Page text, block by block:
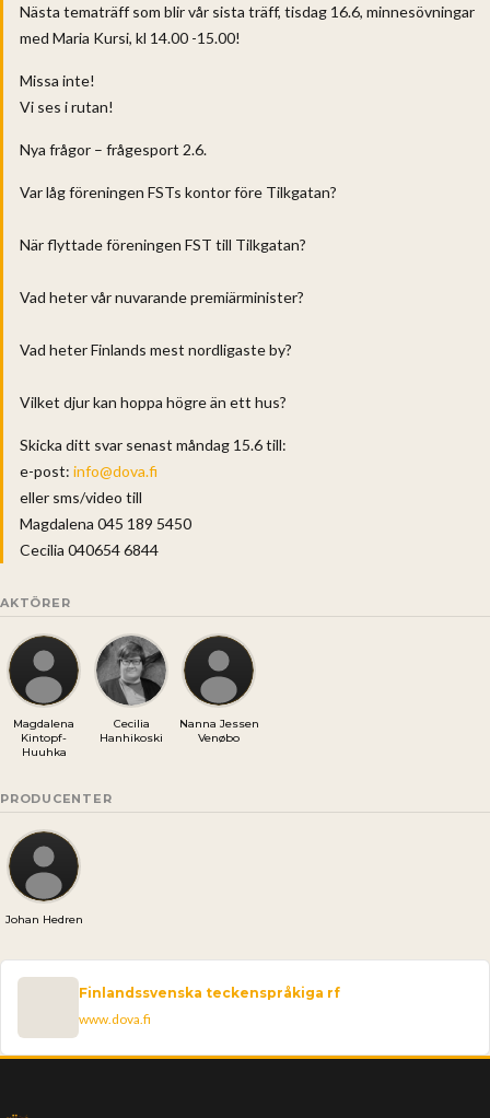
Nästa tematräff som blir vår sista träff, tisdag 16.6, minnesövningar
med Maria Kursi, kl 14.00 -15.00!
Missa inte!
Vi ses i rutan!
Nya frågor – frågesport 2.6.
Var låg föreningen FSTs kontor före Tilkgatan? ​
När flyttade föreningen FST till Tilkgatan? ​
Vad heter vår nuvarande premiärminister?​
Vad heter Finlands mest nordligaste by?​
Vilket djur kan hoppa högre än ett hus?
Skicka ditt svar senast måndag 15.6 till:
e-post: info@dova.fi
eller sms/video till
Magdalena 045 189 5450
Cecilia 040654 6844
AKTÖRER
Magdalena
Kintopf-
Huuhka
Cecilia
Hanhikoski
Nanna Jessen
Venøbo
PRODUCENTER
Johan Hedren
Finlandssvenska teckenspråkiga rf
www.dova.fi